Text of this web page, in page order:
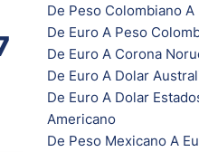
De Peso Colombiano A
De Euro A Peso
De Euro A Corona
De Euro A Dolar
De Euro A Dolar
Americano
De Peso Mexicano A